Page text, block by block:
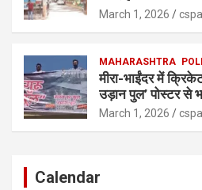
March 1, 2026
MAHARASHTRA
मीरा-भाईंदर में
उड़ान पुल’ पोस्टर से
March 1, 2026
Calendar